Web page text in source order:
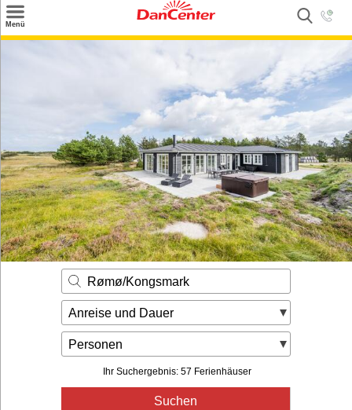
Menü
Angebote
Inspiration
Kontakt
Gut zu wissen
Login
Rømø/Kongsmark
Anreise und Dauer
Personen
Ihr Suchergebnis: 57 Ferienhäuser
Suchen